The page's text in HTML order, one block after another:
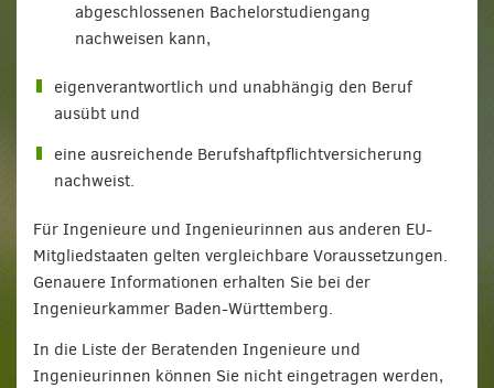
abgeschlossenen Bachelorstudiengang
nachweisen kann,
eigenverantwortlich und unabhängig den Beruf
ausübt und
eine ausreichende Berufshaftpflichtversicherung
nachweist.
Für Ingenieure und Ingenieurinnen aus anderen EU-
Mitgliedstaaten gelten vergleichbare Voraussetzungen.
Genauere Informationen erhalten Sie bei der
Ingenieurkammer Baden-Württemberg.
In die Liste der Beratenden Ingenieure und
Ingenieurinnen können Sie nicht eingetragen werden,